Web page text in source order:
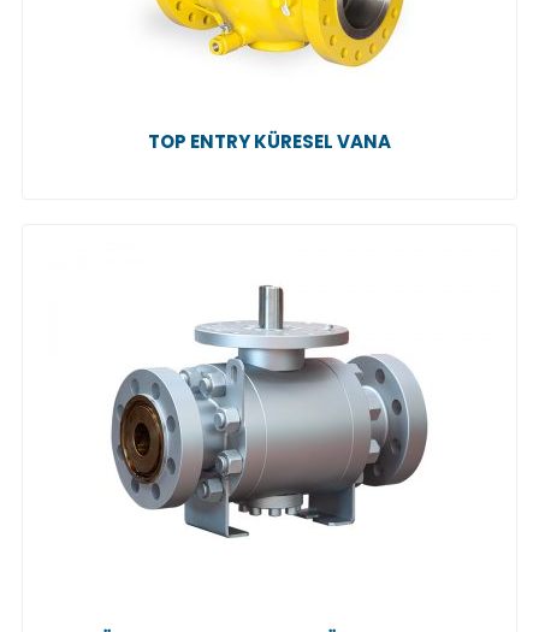
TOP ENTRY KÜRESEL VANA